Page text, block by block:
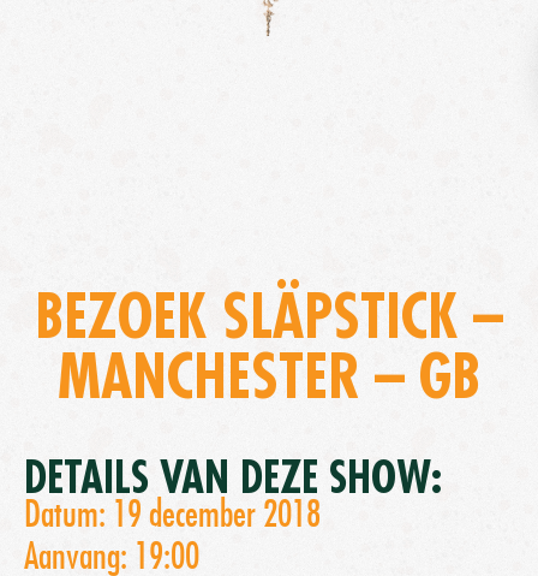
BEZOEK SLÄPSTICK –
MANCHESTER – GB
DETAILS VAN DEZE SHOW:
Datum: 19 december 2018
Aanvang: 19:00